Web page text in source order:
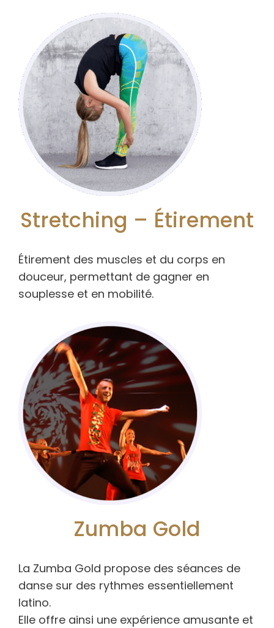
Stretching – Étirement
Étirement des muscles et du corps en
douceur, permettant de gagner en
souplesse et en mobilité.
Zumba Gold
La Zumba Gold propose des séances de
danse sur des rythmes essentiellement
latino.
Elle offre ainsi une expérience amusante et